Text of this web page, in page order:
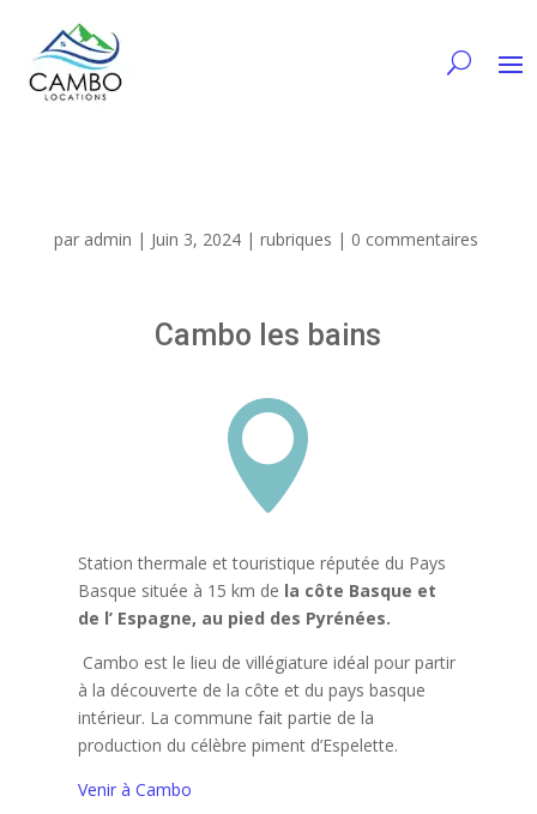
par admin | Juin 3, 2024| rubriques | 0 commentaires
Cambo les bains

Station thermale et touristique réputée du Pays
Basque située à 15 km de la côte Basque et
de l’ Espagne, au pied des Pyrénées.
Cambo est le lieu de villégiature idéal pour partir
à la découverte de la côte et du pays basque
intérieur. La commune fait partie de la
production du célèbre piment d’Espelette.
Venir à Cambo